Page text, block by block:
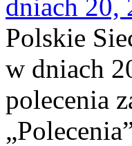
dniach 20,
Polskie
w dniach
polecenia